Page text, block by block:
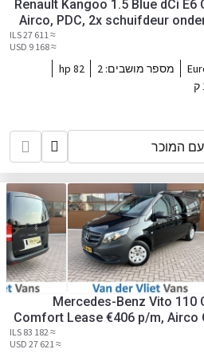
Renault Kangoo 1.5 Blue dCi
Airco, PDC, 2x schuifdeur
≈ 27 611 ILS
≈ 9 168 USD
מספר מושבים: 2
82 hp
המוכר
Mercedes-Benz Vito 110
Comfort Lease €406 p/m, Airco
≈ 83 182 ILS
≈ 27 621 USD